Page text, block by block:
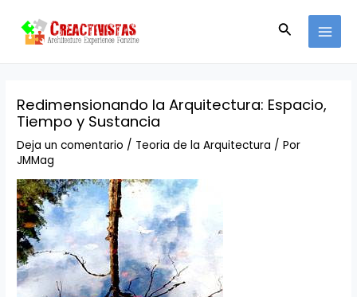
contenido
Buscar
Redimensionando la Arquitectura: Espacio,
Tiempo y Sustancia
Deja un comentario / Teoria de la Arquitectura / Por
JMMag
de
entradas